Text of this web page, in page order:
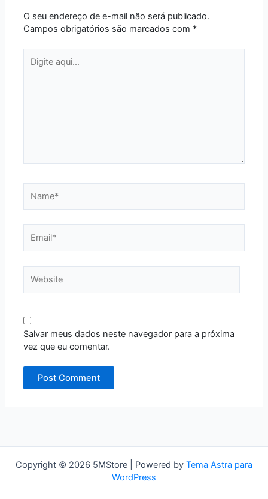
O seu endereço de e-mail não será publicado.
Campos obrigatórios são marcados com *
aqui...
Salvar meus dados neste navegador para a próxima
vez que eu comentar.
Copyright © 2026 5MStore | Powered by Tema Astra para
WordPress